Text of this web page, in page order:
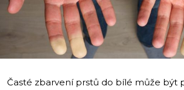
Časté zbarvení prstů do bílé může být